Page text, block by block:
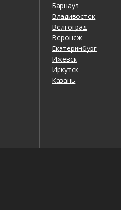
Барнаул
Владивосток
Волгоград
Воронеж
Екатеринбург
Ижевск
Иркутск
Казань